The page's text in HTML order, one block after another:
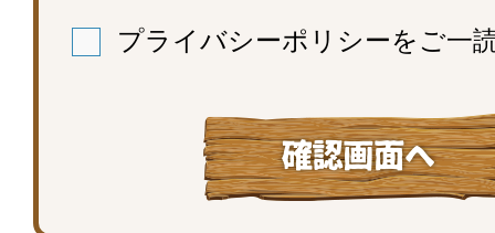
プライバシーポリシーをご一